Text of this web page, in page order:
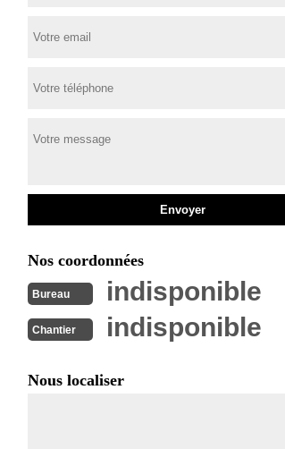
Nos coordonnées
Bureau indisponible
Chantier indisponible
Nous localiser